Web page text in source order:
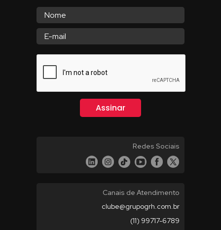
Redes Sociais
Canais de Atendimento
clube@grupogrh.com.br
(11) 99717-6789